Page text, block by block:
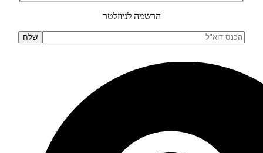
הרשמה לניוזלטר